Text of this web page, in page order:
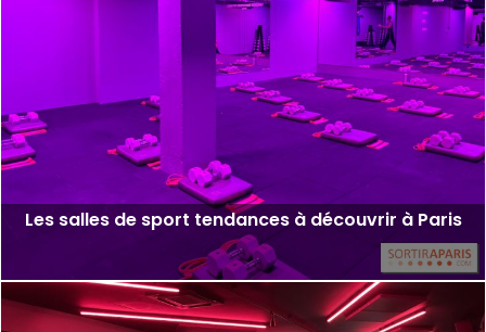
Les salles de sport tendances à découvrir à Paris